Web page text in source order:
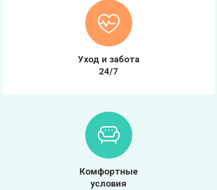
Уход и забота
24/7
Комфортные
условия